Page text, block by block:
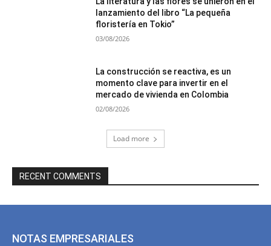
lanzamiento del libro “La pequeña
floristería en Tokio”
03/08/2026
La construcción se reactiva, es un
momento clave para invertir en el
mercado de vivienda en Colombia
02/08/2026
Load more
RECENT COMMENTS
NOTAS EMPRESARIALES